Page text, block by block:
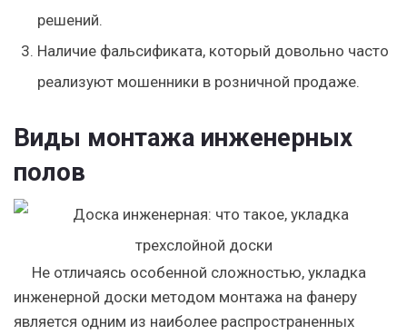
решений.
Наличие фальсификата, который довольно часто
реализуют мошенники в розничной продаже.
Виды монтажа инженерных
полов
Не отличаясь особенной сложностью, укладка
инженерной доски методом монтажа на фанеру
является одним из наиболее распространенных